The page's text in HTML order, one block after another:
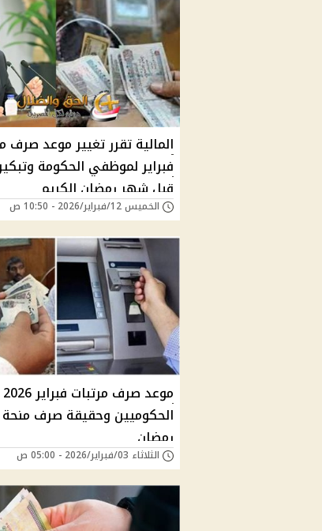
المالية تقرر تغيير موعد صرف
فبراير لموظفي الحكومة
قبل شهر رمضان الكريم
الخميس 12/فبراير/2026 - 10:50 ص
الحكوميين وحقيقة صرف
رمضان
الثلاثاء 03/فبراير/2026 - 05:00 ص